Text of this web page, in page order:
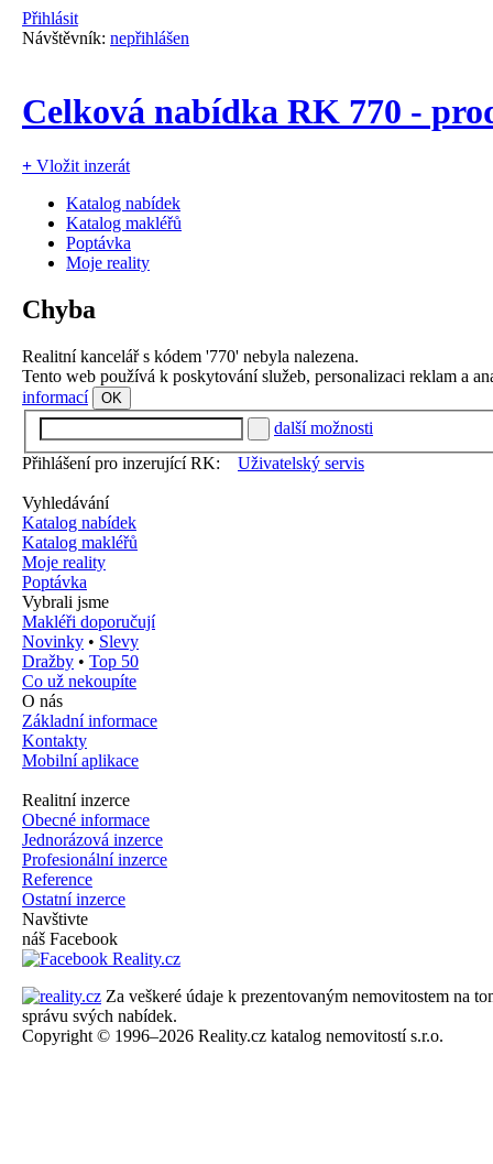
Přihlásit
Návštěvník: nepřihlášen
Celková nabídka RK 770 -
+ Vložit inzerát
Katalog nabídek
Katalog makléřů
Poptávka
Moje reality
Chyba
Realitní kancelář s kódem '770' nebyla nalezena.
Tento web používá k poskytování služeb, personalizaci reklam a
informací
OK
další možnosti
Přihlášení pro inzerující RK:
Uživatelský servis
Vyhledávání
Katalog nabídek
Katalog makléřů
Moje reality
Poptávka
Vybrali jsme
Makléři doporučují
Novinky • Slevy
Dražby • Top 50
Co už nekoupíte
O nás
Základní informace
Kontakty
Mobilní aplikace
Realitní inzerce
Obecné informace
Jednorázová inzerce
Profesionální inzerce
Reference
Ostatní inzerce
Navštivte
náš Facebook
Za veškeré údaje k prezentovaným nemovitostem na
správu svých nabídek.
Copyright © 1996–2026 Reality.cz katalog nemovitostí s.r.o.